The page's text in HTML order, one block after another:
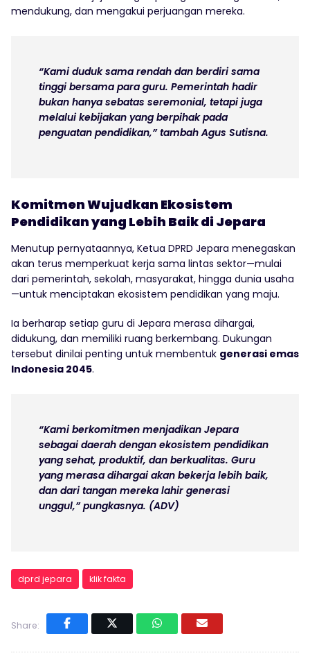
mendukung, dan mengakui perjuangan mereka.
“Kami duduk sama rendah dan berdiri sama
tinggi bersama para guru. Pemerintah hadir
bukan hanya sebatas seremonial, tetapi juga
melalui kebijakan yang berpihak pada
penguatan pendidikan,” tambah Agus Sutisna.
Komitmen Wujudkan Ekosistem
Pendidikan yang Lebih Baik di Jepara
Menutup pernyataannya, Ketua DPRD Jepara menegaskan
akan terus memperkuat kerja sama lintas sektor—mulai
dari pemerintah, sekolah, masyarakat, hingga dunia usaha
—untuk menciptakan ekosistem pendidikan yang maju.
Ia berharap setiap guru di Jepara merasa dihargai,
didukung, dan memiliki ruang berkembang. Dukungan
tersebut dinilai penting untuk membentuk generasi emas
Indonesia 2045.
“Kami berkomitmen menjadikan Jepara
sebagai daerah dengan ekosistem pendidikan
yang sehat, produktif, dan berkualitas. Guru
yang merasa dihargai akan bekerja lebih baik,
dan dari tangan mereka lahir generasi
unggul,” pungkasnya. (ADV)
dprd jepara klik fakta
Share: